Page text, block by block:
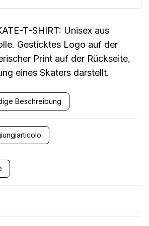
T-SHIRT: Unisex aus
Gesticktes Logo auf der
Print auf der Rückseite,
eines Skaters darstellt.
Beschreibung